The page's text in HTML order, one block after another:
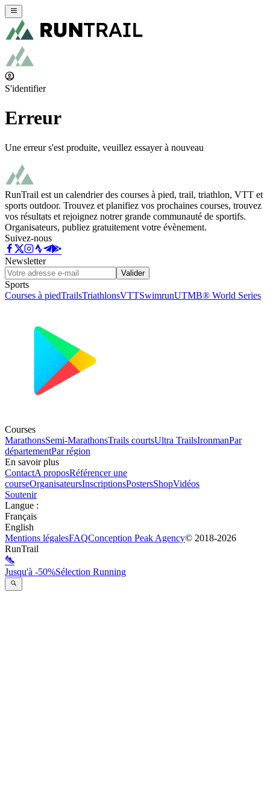
S'identifier
Erreur
Une erreur s'est produite, veuillez essayer à nouveau
RunTrail est un calendrier des courses à pied, trail, triathlon, VTT et
sports outdoor. Trouvez et planifiez vos prochaines courses, trouvez
vos résultats et rejoignez notrer grande communauté de sportifs.
Organisateurs, publiez gratuitement votre évènement.
Suivez-nous
Newsletter
Valider
Sports
Courses à piedTrailsTriathlonsVTTSwimrunUTMB® World Series
Courses
MarathonsSemi-MarathonsTrails courtsUltra TrailsIronmanPar
départementPar région
En savoir plus
ContactA proposRéférencer une
courseOrganisateursInscriptionsPostersShopVidéos
Soutenir
Langue :
Français
English
Mentions légalesFAQConception Peak Agency© 2018-2026
RunTrail
Jusqu'à -50%Sélection Running